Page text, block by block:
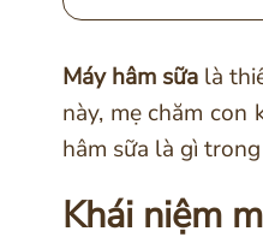
Máy hâm sữa là
này, mẹ chăm
hâm sữa là gì
Khái niệm